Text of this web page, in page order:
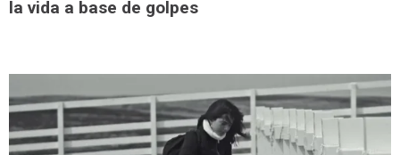
la vida a base de golpes